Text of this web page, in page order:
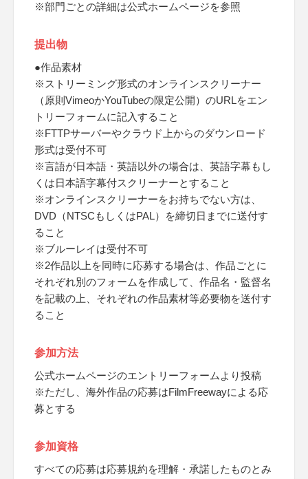
※部門ごとの詳細は公式ホームページを参照
提出物
●作品素材
※ストリーミング形式のオンラインスクリーナー
（原則VimeoかYouTubeの限定公開）のURLをエン
トリーフォームに記入すること
※FTTPサーバーやクラウド上からのダウンロード
形式は受付不可
※言語が日本語・英語以外の場合は、英語字幕もし
くは日本語字幕付スクリーナーとすること
※オンラインスクリーナーをお持ちでない方は、
DVD（NTSCもしくはPAL）を締切日までに送付す
ること
※ブルーレイは受付不可
※2作品以上を同時に応募する場合は、作品ごとに
それぞれ別のフォームを作成して、作品名・監督名
を記載の上、それぞれの作品素材等必要物を送付す
ること
参加方法
公式ホームページのエントリーフォームより投稿
※ただし、海外作品の応募はFilmFreewayによる応
募とする
参加資格
すべての応募は応募規約を理解・承諾したものとみ